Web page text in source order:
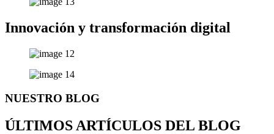
Innovación y transformación digital
NUESTRO BLOG
ÚLTIMOS ARTÍCULOS DEL BLOG